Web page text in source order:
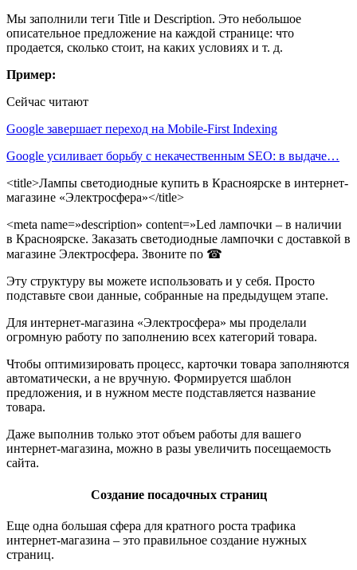
Мы заполнили теги Title и Description. Это небольшое
описательное предложение на каждой странице: что
продается, сколько стоит, на каких условиях и т. д.
Пример:
Сейчас читают
Google завершает переход на Mobile-First Indexing
Google усиливает борьбу с некачественным SEO: в выдаче…
<title>Лампы светодиодные купить в Красноярске в интернет-
магазине «Электросфера»</title>
<meta name=»description» content=»Led лампочки – в наличии
в Красноярске. Заказать светодиодные лампочки с доставкой в
магазине Электросфера. Звоните по ☎
Эту структуру вы можете использовать и у себя. Просто
подставьте свои данные, собранные на предыдущем этапе.
Для интернет-магазина «Электросфера» мы проделали
огромную работу по заполнению всех категорий товара.
Чтобы оптимизировать процесс, карточки товара заполняются
автоматически, а не вручную. Формируется шаблон
предложения, и в нужном месте подставляется название
товара.
Даже выполнив только этот объем работы для вашего
интернет-магазина, можно в разы увеличить посещаемость
сайта.
Создание посадочных страниц
Еще одна большая сфера для кратного роста трафика
интернет-магазина – это правильное создание нужных
страниц.